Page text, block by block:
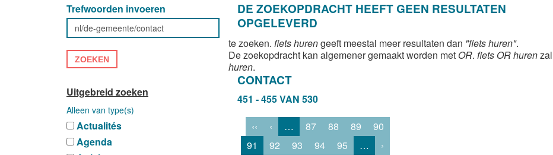
Trefwoorden invoeren
ZOEKEN
Uitgebreid zoeken
Alleen van type(s)
Actualités
Agenda
DE ZOEKOPDRACHT HEEFT GEEN RESULTATEN
OPGELEVERD
te zoeken. fiets hurengeeft meestal meer resultaten dan "fiets huren".
De zoekopdracht kan algemener gemaakt worden met OR. fiets OR hurenzal
huren.
CONTACT
451 - 455 VAN 530
‹‹
‹ … 87 88 89
90
91
92 93 94 95 …
›